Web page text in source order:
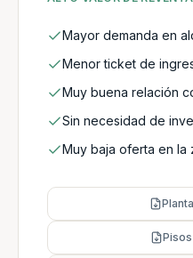
Mayor demanda en
Menor ticket de
Muy buena relación
Sin necesidad de
Muy baja oferta en la
Pisos